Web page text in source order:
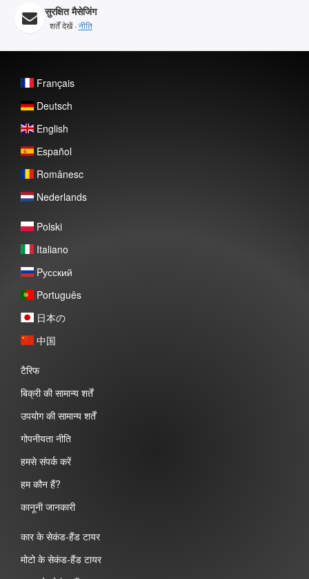
सुरक्षित मैसेजिंग
शर्तें देखें ·नीति
Français
Deutsch
English
Español
Românesc
Nederlands
Polski
Italiano
Pусский
Português
日本の
中国
टैरिफ
बिक्री की सामान्य शर्तें
उपयोग की सामान्य शर्तें
गोपनीयता नीति
हमसे संपर्क करें
हम कौन हैं?
कानूनी जानकारी
कार के सेकंड-हैंड टायर
मोटो के सेकंड-हैंड टायर